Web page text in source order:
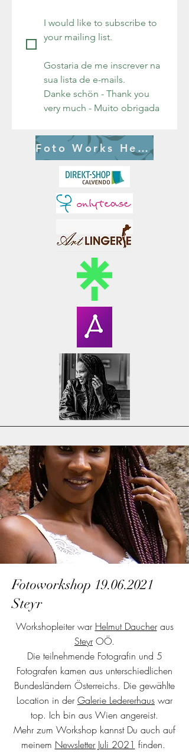
I would like to subscribe to
your mailing list.
Gostaria de me inscrever na
Danke schön - Thank you
very much - Muito obrigada
Foto Works Herbert
Fotoworkshop 19.06.2021
Steyr
Workshopleiter war Helmut Daucheraus
SteyrOÖ.
Die teilnehmende Fotografin und 5
Fotografen kamen aus unterschiedlichen
Bundesländern Österreichs. Die gewählte
Location in derGalerie Ledererhaus war
top. Ich bin aus Wien angereist.
Mehr zum Workshop kannst Du auch auf
meinem Newsletter Juli 2021 finden.